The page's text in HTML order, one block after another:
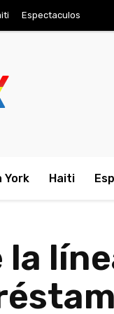
Espectaculos
York Haiti